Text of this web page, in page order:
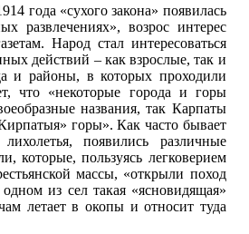
года «сухого закона» появилась
развлечениях», возрос интерес
Народ стал интересоваться
действий – как взрослые, так и
и районы, в которых проходили
что «некоторые города и горы
названия, так Карпаты
горы». Как часто бывает
появились различные
которые, пользуясь легковерием
массы, «открыли поход
из сел такая «ясновидящая»
летает в окопы и относит туда